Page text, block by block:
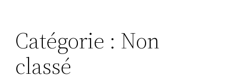
Catégorie : Non
classé